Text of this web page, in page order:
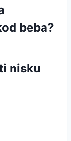
beba?
nisku